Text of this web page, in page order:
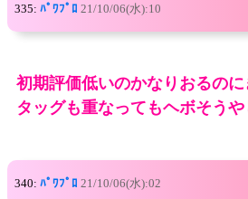
335: ﾊﾟﾜﾌﾟﾛ 21/10/06(水):10
初期評価低いのかなりおるの
タッグも重なってもヘボそう
340: ﾊﾟﾜﾌﾟﾛ 21/10/06(水):02